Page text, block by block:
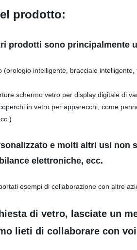
prodotto:
prodotti sono principalmente
(orologio intelligente, bracciale
schermo vetro per display digitale di
in vetro per apparecchi, come
e molti altri usi non
elettroniche, ecc.
esempi di collaborazione con altre
di vetro, lasciate un
lieti di collaborare con